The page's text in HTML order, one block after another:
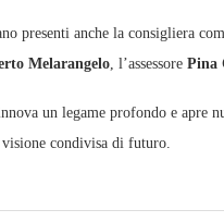
presenti anche la consigliera
Melarangelo , l’assessore Pina
un legame profondo e apre
condivisa di futuro.